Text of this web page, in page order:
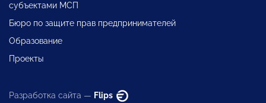
субъектами МСП
Бюро по защите прав предпринимателей
Образование
Проекты
Разработка сайта — Flips